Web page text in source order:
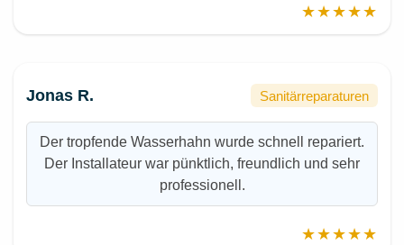
★★★★★
Jonas R. Sanitärreparaturen
Der tropfende Wasserhahn wurde schnell repariert.
Der Installateur war pünktlich, freundlich und sehr
professionell.
★★★★★